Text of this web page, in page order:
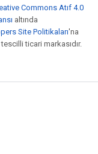
Commons Atıf 4.0
altında
Site Politikaları'na
ticari markasıdır.